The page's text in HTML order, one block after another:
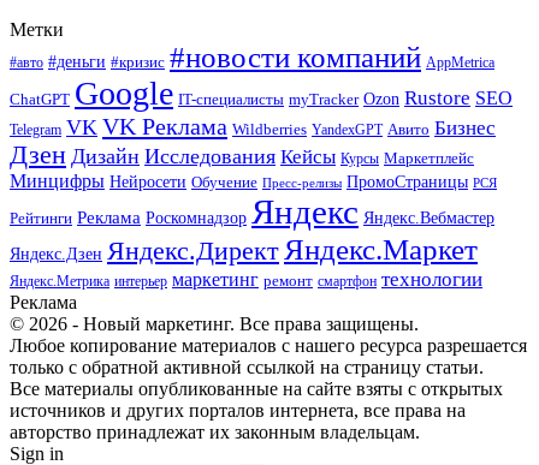
Метки
#авто #деньги #кризис #новости компаний AppMetrica
ChatGPT Google IT-специалисты myTracker Ozon Rustore SEO
Telegram VK VK Реклама Wildberries YandexGPT Авито Бизнес
Дзен Дизайн Исследования Кейсы Курсы Маркетплейс
Минцифры Нейросети Обучение Пресс-релизы ПромоСтраницы РСЯ
Рейтинги Реклама Роскомнадзор Яндекс Яндекс.Вебмастер
Яндекс.Дзен Яндекс.ДиректЯндекс.Маркет
Яндекс.Метрика интерьер маркетинг ремонт смартфон технологии
Реклама
© 2026 - Новый маркетинг. Все права защищены.
Любое копирование материалов с нашего ресурса разрешается
только с обратной активной ссылкой на страницу статьи.
Все материалы опубликованные на сайте взяты с открытых
источников и других порталов интернета, все права на
авторство принадлежат их законным владельцам.
Sign in